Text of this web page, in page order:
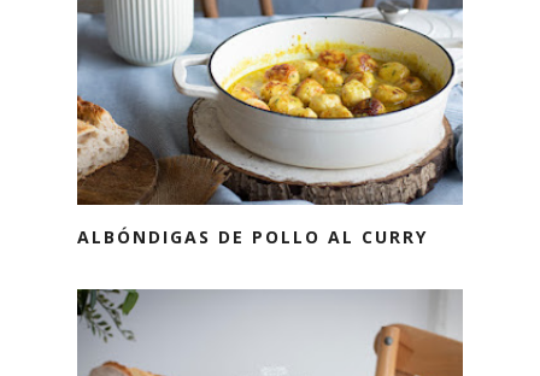
ALBÓNDIGAS DE POLLO AL CURRY